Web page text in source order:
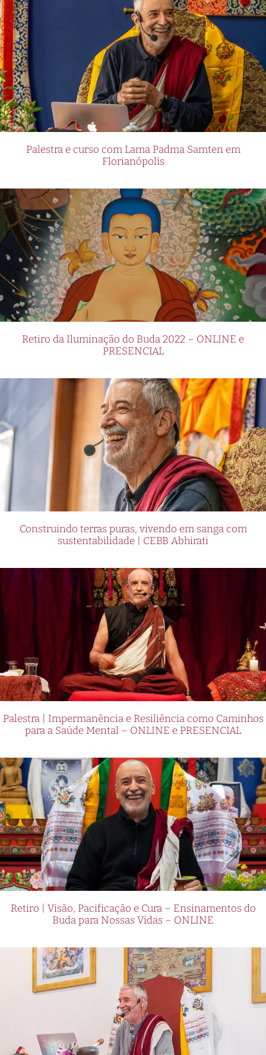
Palestra e curso com Lama Padma Samten em
Florianópolis
Retiro da Iluminação do Buda 2022 – ONLINE e
PRESENCIAL
Construindo terras puras, vivendo em sanga com
sustentabilidade | CEBB Abhirati
Palestra | Impermanência e Resiliência como Caminhos
para a Saúde Mental – ONLINE e PRESENCIAL
Retiro | Visão, Pacificação e Cura – Ensinamentos do
Buda para Nossas Vidas – ONLINE